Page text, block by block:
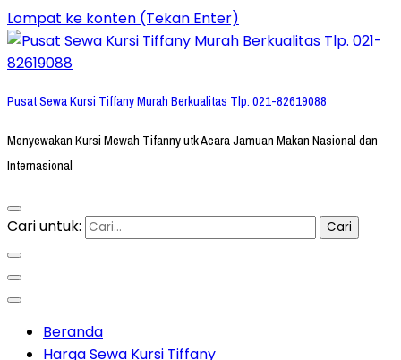
Lompat ke konten (Tekan Enter)
Pusat Sewa Kursi Tiffany Murah Berkualitas Tlp. 021-82619088
Menyewakan Kursi Mewah Tifanny utk Acara Jamuan Makan Nasional dan
Internasional
Cari untuk:
Beranda
Harga Sewa Kursi Tiffany